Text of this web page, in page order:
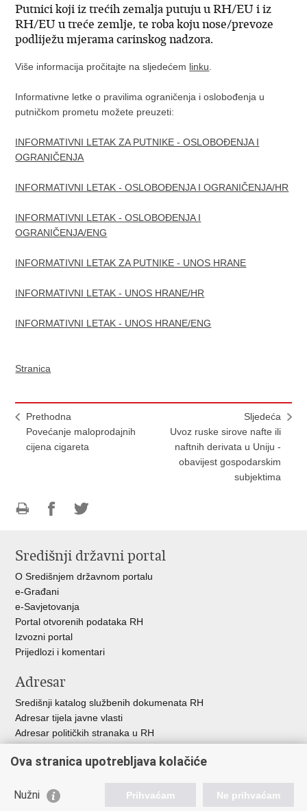
Putnici koji iz trećih zemalja putuju u RH/EU i iz
RH/EU u treće zemlje, te roba koju nose/prevoze
podliježu mjerama carinskog nadzora.
Više informacija pročitajte na sljedećem linku
Informativne letke o pravilima ograničenja i oslobođenja u
putničkom prometu možete preuzeti:
INFORMATIVNI LETAK ZA PUTNIKE - OSLOBOĐENJA I
OGRANIČENJA
INFORMATIVNI LETAK - OSLOBOĐENJA I OGRANIČENJA/HR
INFORMATIVNI LETAK - OSLOBOĐENJA I
OGRANIČENJA/ENG
INFORMATIVNI LETAK ZA PUTNIKE - UNOS HRANE
INFORMATIVNI LETAK - UNOS HRANE/HR
INFORMATIVNI LETAK - UNOS HRANE/ENG
Stranica
Prethodna
Povećanje maloprodajnih
cijena cigareta
Sljedeća
Uvoz ruske sirove nafte ili
naftnih derivata u Uniju -
obavijest gospodarskim
subjektima
FacebookuTwitteru
Središnji državni portal
O Središnjem državnom portalu
e-Građani
e-Savjetovanja
Portal otvorenih podataka RH
Izvozni portal
Prijedlozi i komentari
Adresar
Središnji katalog službenih dokumenata RH
Adresar tijela javne vlasti
Adresar političkih stranaka u RH
Besplatni telefoni javne uprave
Ova stranica upotrebljava kolačiće
Nužni Prihvaćam Ne prihvaćam